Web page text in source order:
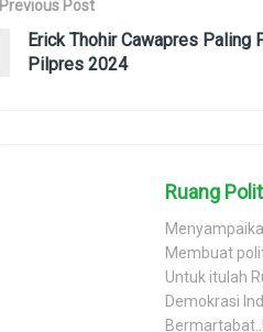
Previous Post
Erick Thohir Cawapres Paling
Pilpres 2024
Ruang
Membuat
Untuk itulah
Demokrasi